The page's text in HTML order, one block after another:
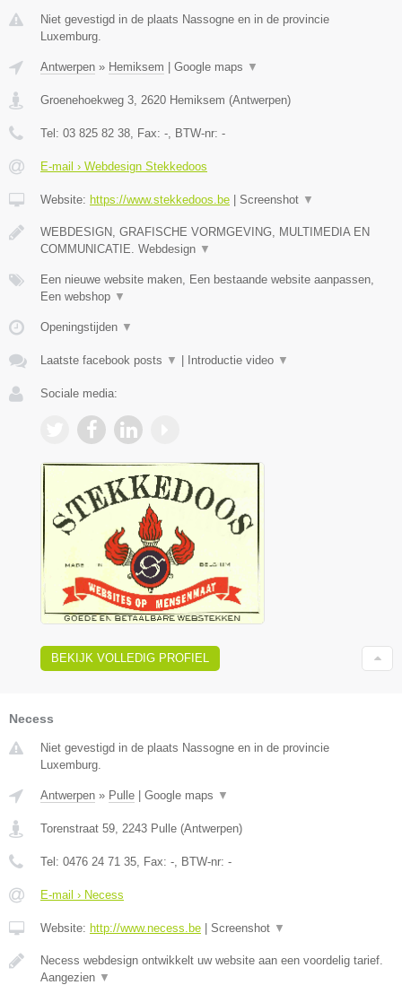
Niet gevestigd in de plaats Nassogne en in de provincie
Luxemburg.
Antwerpen » Hemiksem Google maps ▼
Groenehoekweg 3, 2620 Hemiksem (Antwerpen)
Tel: 03 825 82 38, Fax: -, BTW-nr: -
E-mail › Webdesign Stekkedoos
Website: https://www.stekkedoos.be Screenshot ▼
WEBDESIGN, GRAFISCHE VORMGEVING, MULTIMEDIA EN
COMMUNICATIE. Webdesign ▼
Een nieuwe website maken, Een bestaande website aanpassen,
Een webshop ▼
Openingstijden ▼
Laatste facebook posts ▼ Introductie video ▼
Sociale media:
BEKIJK VOLLEDIG PROFIEL
Necess
Niet gevestigd in de plaats Nassogne en in de provincie
Luxemburg.
Antwerpen » Pulle Google maps ▼
Torenstraat 59 2243 Pulle (Antwerpen)
Tel: 0476 24 71 35 , Fax: - , BTW-nr: -
E-mail › Necess
Website: http://www.necess.be Screenshot ▼
Necess webdesign ontwikkelt uw website aan een voordelig tarief.
Aangezien ▼